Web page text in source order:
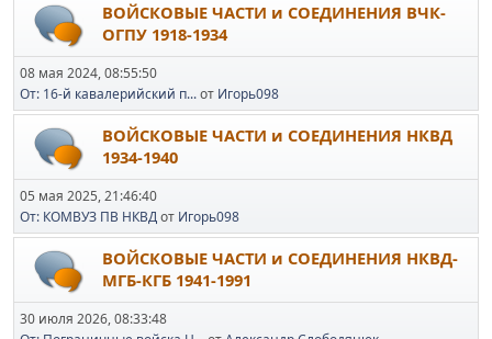
ВОЙСКОВЫЕ ЧАСТИ и СОЕДИНЕНИЯ ВЧК-
ОГПУ 1918-1934
08 мая 2024, 08:55:50
От: 16-й кавалерийский п...от Игорь098
ВОЙСКОВЫЕ ЧАСТИ и СОЕДИНЕНИЯ НКВД
1934-1940
05 мая 2025, 21:46:40
От: КОМВУЗ ПВ НКВДот Игорь098
ВОЙСКОВЫЕ ЧАСТИ и СОЕДИНЕНИЯ НКВД-
МГБ-КГБ 1941-1991
30 июля 2026, 08:33:48